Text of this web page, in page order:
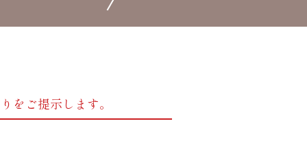
をご提示します。